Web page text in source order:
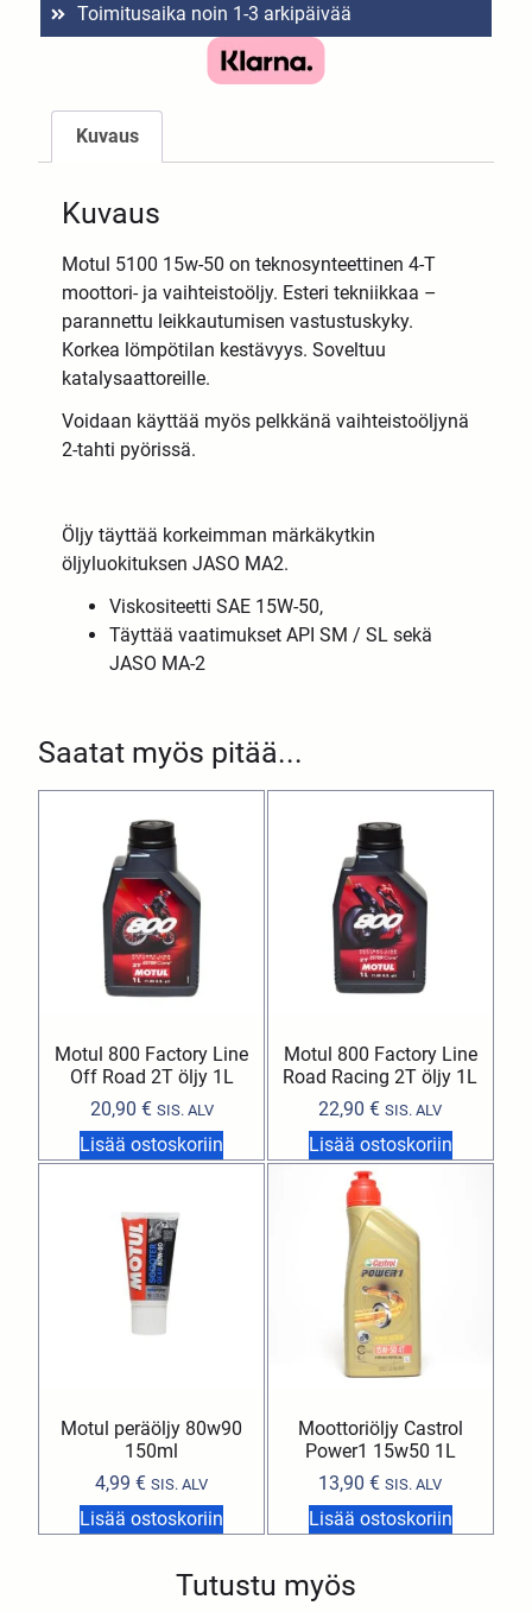
Toimitusaika noin 1-3 arkipäivää
Saatat myös pitää...
Motul 800 Factory Line
Off Road 2T öljy 1L
20,90 € SIS. ALV
Lisää ostoskoriin
Motul 800 Factory Line
Road Racing 2T öljy 1L
22,90€ SIS. ALV
Lisää ostoskoriin
Motul peräöljy 80w90
150ml
4,99€ SIS. ALV
Lisää ostoskoriin
Moottoriöljy Castrol
Power1 15w50 1L
13,90€ SIS. ALV
Lisää ostoskoriin
Kuvaus
Kuvaus
Motul 5100 15w-50 on teknosynteettinen 4-T
moottori- ja vaihteistoöljy. Esteri tekniikkaa –
parannettu leikkautumisen vastustuskyky.
Korkea lömpötilan kestävyys. Soveltuu
katalysaattoreille.
Voidaan käyttää myös pelkkänä vaihteistoöljynä
2-tahti pyörissä.
Öljy täyttää korkeimman märkäkytkin
öljyluokituksen JASO MA2.
Viskositeetti SAE 15W-50,
Täyttää vaatimukset API SM / SL sekä
JASO MA-2
Tutustu myös